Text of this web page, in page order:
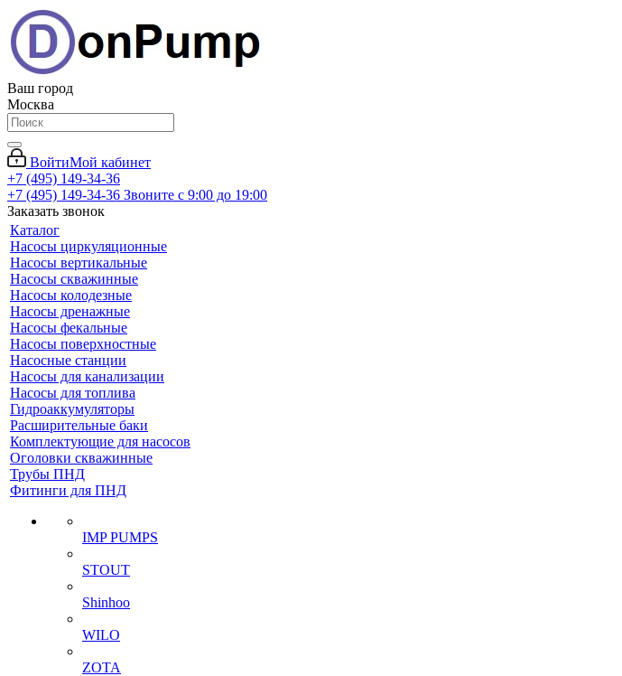
Ваш город
Москва
ВойтиМой кабинет
+7 (495) 149-34-36
+7 (495) 149-34-36 Звоните с 9:00 до 19:00
Заказать звонок
Каталог
Насосы циркуляционные
Насосы вертикальные
Насосы скважинные
Насосы колодезные
Насосы дренажные
Насосы фекальные
Насосы поверхностные
Насосные станции
Насосы для канализации
Насосы для топлива
Гидроаккумуляторы
Расширительные баки
Комплектующие для насосов
Оголовки скважинные
Трубы ПНД
Фитинги для ПНД
IMP PUMPS
STOUT
Shinhoo
WILO
ZOTA